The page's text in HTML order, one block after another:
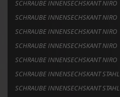
SCHRAUBE INNENSECHSKANT NIRO
SCHRAUBE INNENSECHSKANT NIRO
SCHRAUBE INNENSECHSKANT NIRO
SCHRAUBE INNENSECHSKANT NIRO
SCHRAUBE INNENSECHSKANT NIRO
SCHRAUBE INNENSECHSKANT STAHL
SCHRAUBE INNENSECHSKANT STAHL